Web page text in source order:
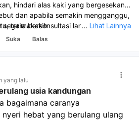
hindari alas kaki yang bergesekan
dan apabila semakin mengganggu,
segera berkonsultasi langsung dengan
puskesmas terdekat untuk
terimakasih ... Lihat Lainnya
Suka Balas
yang lalu
usia kandungan
bagaimana caranya
hebat yang berulang ulang